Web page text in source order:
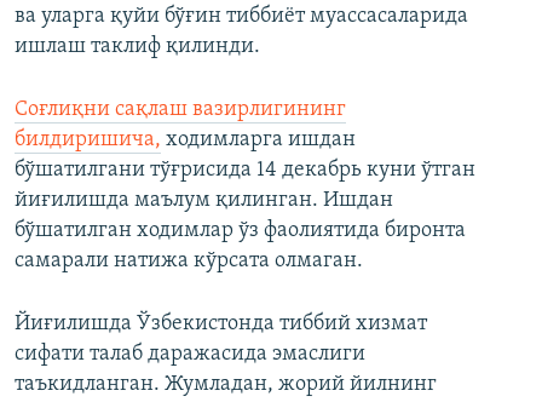
ва уларга қуйи бўғин тиббиёт муассасаларида
ишлаш таклиф қилинди.
Соғлиқни сақлаш вазирлигининг
билдиришича, ходимларга ишдан
бўшатилгани тўғрисида 14 декабрь куни ўтган
йиғилишда маълум қилинган. Ишдан
бўшатилган ходимлар ўз фаолиятида биронта
самарали натижа кўрсата олмаган.
Йиғилишда Ўзбекистонда тиббий хизмат
сифати талаб даражасида эмаслиги
таъкидланган. Жумладан, жорий йилнинг